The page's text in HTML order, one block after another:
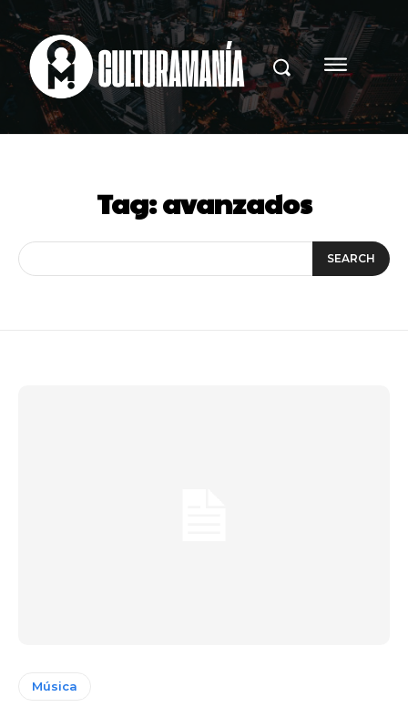
Tag:avanzados
SEARCH
Música